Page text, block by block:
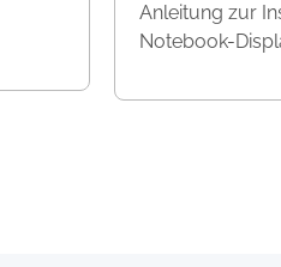
Anleitung zur
Notebook-